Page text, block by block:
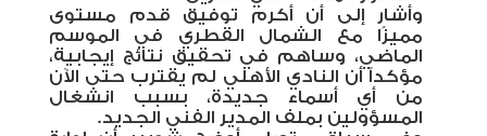
وأشار إلى أن أكرم توفيق قدم مستوى
مميزًا مع الشمال القطري في الموسم
الماضي، وساهم في تحقيق نتائج إيجابية،
مؤكداً أن النادي الأهلي لم يقترب حتى الآن
من أي أسماء جديدة، بسبب انشغال
المسؤولين بملف المدير الفني الجديد.